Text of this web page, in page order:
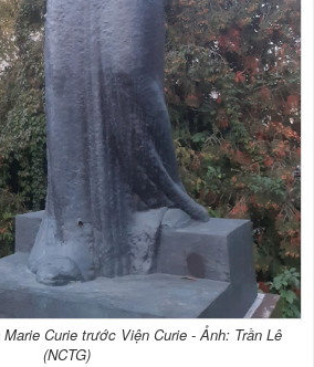
Curie trước Viện Curie - Ảnh: Trần Lê
(NCTG)